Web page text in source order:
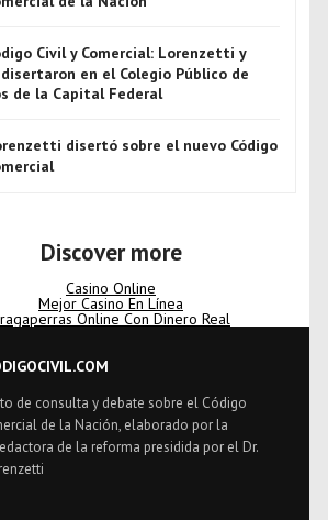
Civil y Comercial: Lorenzetti y
en el Colegio Público de
de la Capital Federal
disertó sobre el nuevo Código
Discover more
Casino Online
Mejor Casino En Línea
Online Con Dinero Real
de consulta y debate sobre el Código
de la Nación, elaborado por la
de la reforma presidida por el Dr.